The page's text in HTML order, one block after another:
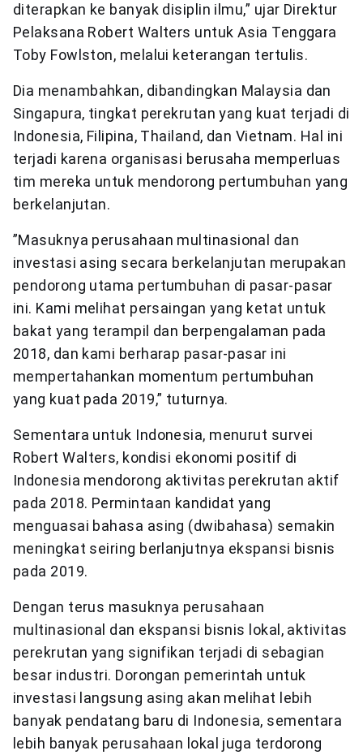
diterapkan ke banyak disiplin ilmu,” ujar Direktur
Pelaksana Robert Walters untuk Asia Tenggara
Toby Fowlston, melalui keterangan tertulis.
Dia menambahkan, dibandingkan Malaysia dan
Singapura, tingkat perekrutan yang kuat terjadi di
Indonesia, Filipina, Thailand, dan Vietnam. Hal ini
terjadi karena organisasi berusaha memperluas
tim mereka untuk mendorong pertumbuhan yang
berkelanjutan.
”Masuknya perusahaan multinasional dan
investasi asing secara berkelanjutan merupakan
pendorong utama pertumbuhan di pasar-pasar
ini. Kami melihat persaingan yang ketat untuk
bakat yang terampil dan berpengalaman pada
2018, dan kami berharap pasar-pasar ini
mempertahankan momentum pertumbuhan
yang kuat pada 2019,” tuturnya.
Sementara untuk Indonesia, menurut survei
Robert Walters, kondisi ekonomi positif di
Indonesia mendorong aktivitas perekrutan aktif
pada 2018. Permintaan kandidat yang
menguasai bahasa asing (dwibahasa) semakin
meningkat seiring berlanjutnya ekspansi bisnis
pada 2019.
Dengan terus masuknya perusahaan
multinasional dan ekspansi bisnis lokal, aktivitas
perekrutan yang signifikan terjadi di sebagian
besar industri. Dorongan pemerintah untuk
investasi langsung asing akan melihat lebih
banyak pendatang baru di Indonesia, sementara
lebih banyak perusahaan lokal juga terdorong